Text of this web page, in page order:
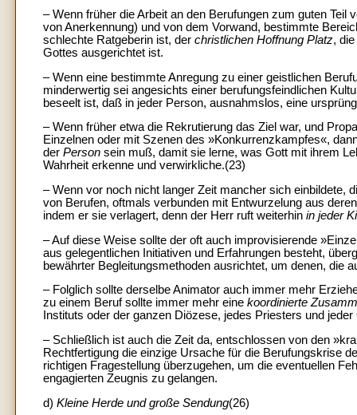
– Wenn früher die Arbeit an den Berufungen zum guten
von Anerkennung) und von dem Vorwand, bestimmte
schlechte Ratgeberin ist, der christlichen Hoffnung Platz,
Gottes ausgerichtet ist.
– Wenn eine bestimmte Anregung zu einer geistlichen
minderwertig sei angesichts einer berufungsfeindlichen
beseelt ist, daß in jeder Person, ausnahmslos, eine
– Wenn früher etwa die Rekrutierung das Ziel war, und
Einzelnen oder mit Szenen des »Konkurrenzkampfes«,
der Person sein muß, damit sie lerne, was Gott mit ihrem
Wahrheit erkenne und verwirkliche.(23)
– Wenn vor noch nicht langer Zeit mancher sich einbildete,
von Berufen, oftmals verbunden mit Entwurzelung aus
indem er sie verlagert, denn der Herr ruft weiterhin in jeder
– Auf diese Weise sollte der oft auch improvisierende
aus gelegentlichen Initiativen und Erfahrungen besteht,
bewährter Begleitungsmethoden ausrichtet, um denen, die
– Folglich sollte derselbe Animator auch immer mehr
zu einem Beruf sollte immer mehr eine koordinierte
Instituts oder der ganzen Diözese, jedes Priesters und
– Schließlich ist auch die Zeit da, entschlossen von den
Rechtfertigung die einzige Ursache für die Berufungskrise
richtigen Fragestellung überzugehen, um die eventuellen
engagierten Zeugnis zu gelangen.
d) Kleine Herde und große Sendung(26)